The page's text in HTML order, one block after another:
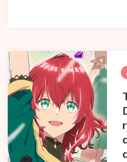
Post
navigation